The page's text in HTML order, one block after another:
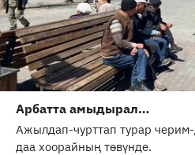
Арбатта амыдырал…
Ажылдап-чурттап турар
даа хоорайның төвүнде.